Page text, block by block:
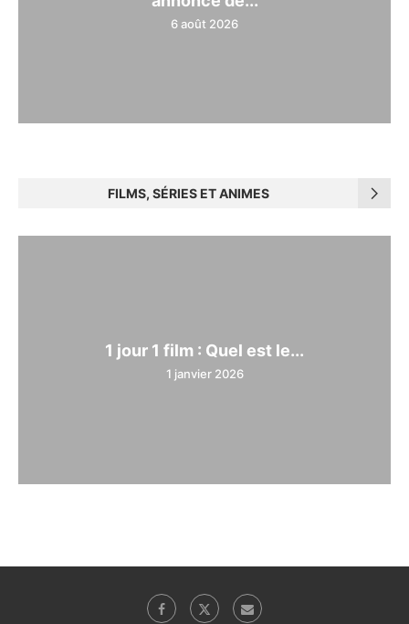
6 août 2026
FILMS, SÉRIES ET ANIMES
1 jour 1 film : Quel est le...
1 janvier 2026